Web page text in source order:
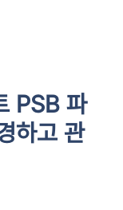
PSB 파
하고 관